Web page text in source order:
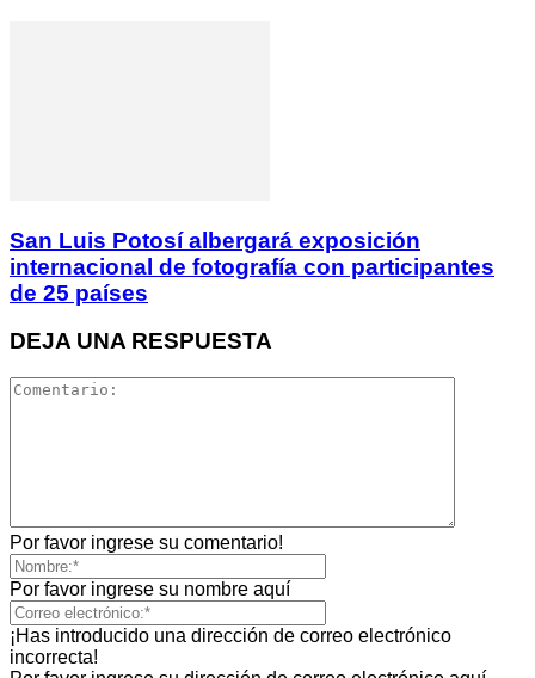
San Luis Potosí albergará exposición
internacional de fotografía con participantes
de 25 países
DEJA UNA RESPUESTA
Por favor ingrese su comentario!
Por favor ingrese su nombre aquí
¡Has introducido una dirección de correo electrónico
incorrecta!